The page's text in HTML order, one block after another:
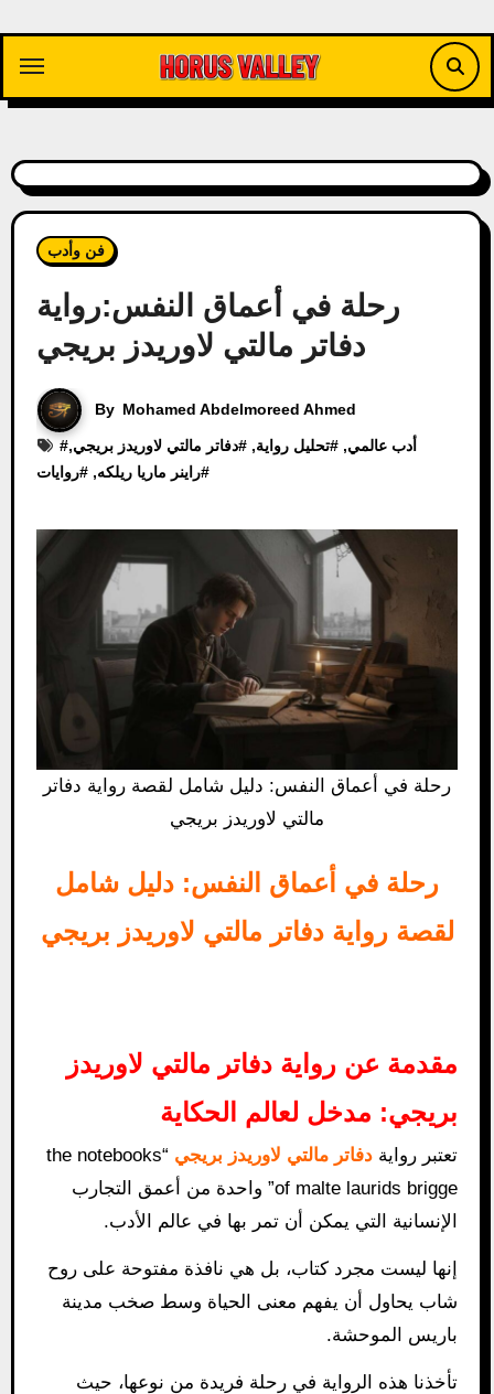
content
فن وأدب
رحلة في أعماق النفس:رواية
دفاتر مالتي لاوريدز بريجي
By Mohamed Abdelmoreed Ahmed
# أدب عالمي, #تحليل رواية, #دفاتر مالتي لاوريدز بريجي,
#راينر ماريا ريلكه, #روايات
رحلة في أعماق النفس: دليل شامل لقصة رواية دفاتر
مالتي لاوريدز بريجي
رحلة في أعماق النفس: دليل شامل
لقصة رواية دفاتر مالتي لاوريدز بريجي
مقدمة عن رواية دفاتر مالتي لاوريدز
بريجي: مدخل لعالم الحكاية
تعتبر رواية دفاتر مالتي لاوريدز بريجي
“the notebooks
of malte laurids brigge” واحدة من أعمق التجارب
الإنسانية التي يمكن أن تمر بها في عالم الأدب.
إنها ليست مجرد كتاب، بل هي نافذة مفتوحة على روح
شاب يحاول أن يفهم معنى الحياة وسط صخب مدينة
باريس الموحشة.
تأخذنا هذه الرواية في رحلة فريدة من نوعها، حيث